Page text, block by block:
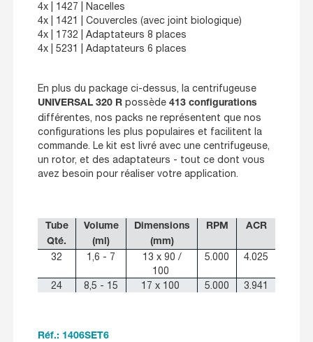
4x | 1427
| Nacelles
4x | 1421 | Couvercles (avec joint biologique)
4x | 1732
| Adaptateurs 8 places
4x | 5231 | Adaptateurs 6 places
En plus du package ci-dessus, la centrifugeuse
UNIVERSAL 320 R possède 413 configurations
différentes, nos packs ne représentent que nos
configurations les plus populaires et facilitent la
commande. Le kit est livré avec une centrifugeuse,
un rotor, et des adaptateurs - tout ce dont vous
avez besoin pour réaliser votre application.
Tube
Qté.
Volume
(ml)
Dimensions
(mm)
RPM ACR
32 1,6 - 7
13 x 90 /
100
5.000 4.025
24 8,5 - 15 17 x 100 5.000 3.941
Réf.: 1406SET6